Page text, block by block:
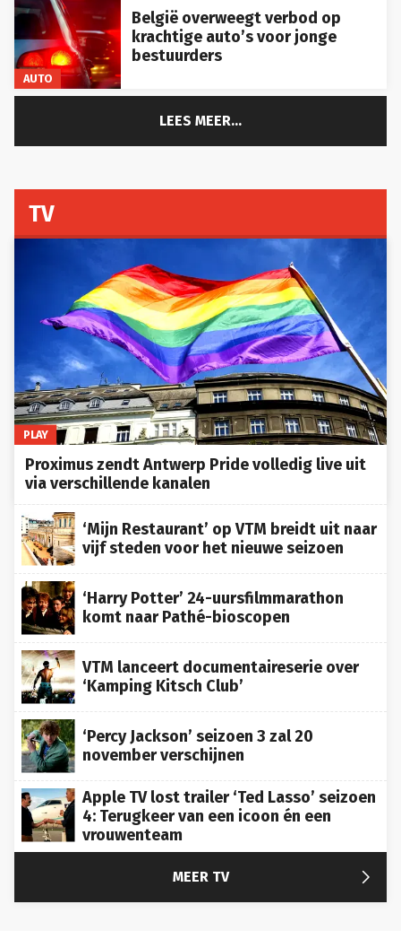
AUTO
België overweegt verbod op
krachtige auto’s voor jonge
bestuurders
LEES MEER...
TV
PLAY
Proximus zendt Antwerp Pride volledig live uit
via verschillende kanalen
‘Mijn Restaurant’ op VTM breidt uit naar
vijf steden voor het nieuwe seizoen
‘Harry Potter’ 24-uursfilmmarathon
komt naar Pathé-bioscopen
VTM lanceert documentaireserie over
‘Kamping Kitsch Club’
‘Percy Jackson’ seizoen 3 zal 20
november verschijnen
Apple TV lost trailer ‘Ted Lasso’ seizoen
4: Terugkeer van een icoon én een
vrouwenteam
MEER TV 